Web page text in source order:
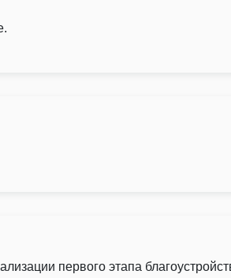
первого этапа